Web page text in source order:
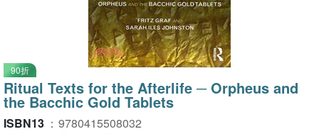
90折
Ritual Texts for the Afterlife ─ Orpheus and
the Bacchic Gold Tablets
ISBN13 ： 9780415508032